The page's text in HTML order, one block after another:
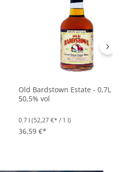
5 von 5 Sternen
Old Bardstown Estate - 0,7L
50,5% vol
0.7 l (52,27 €* / 1 l)
36,59 €*